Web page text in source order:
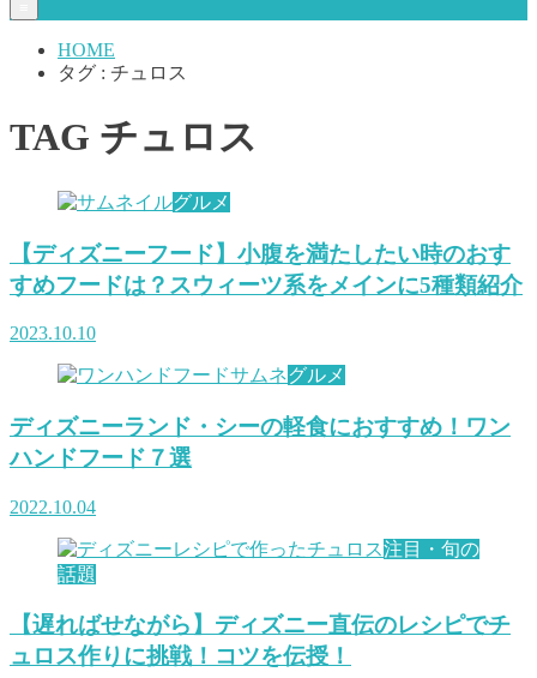
HOME
タグ : チュロス
TAG チュロス
グルメ
【ディズニーフード】小腹を満たしたい時のおす
すめフードは？スウィーツ系をメインに5種類紹介
2023.10.10
グルメ
ディズニーランド・シーの軽食におすすめ！ワン
ハンドフード７選
2022.10.04
注目・旬の
話題
【遅ればせながら】ディズニー直伝のレシピでチ
ュロス作りに挑戦！コツを伝授！